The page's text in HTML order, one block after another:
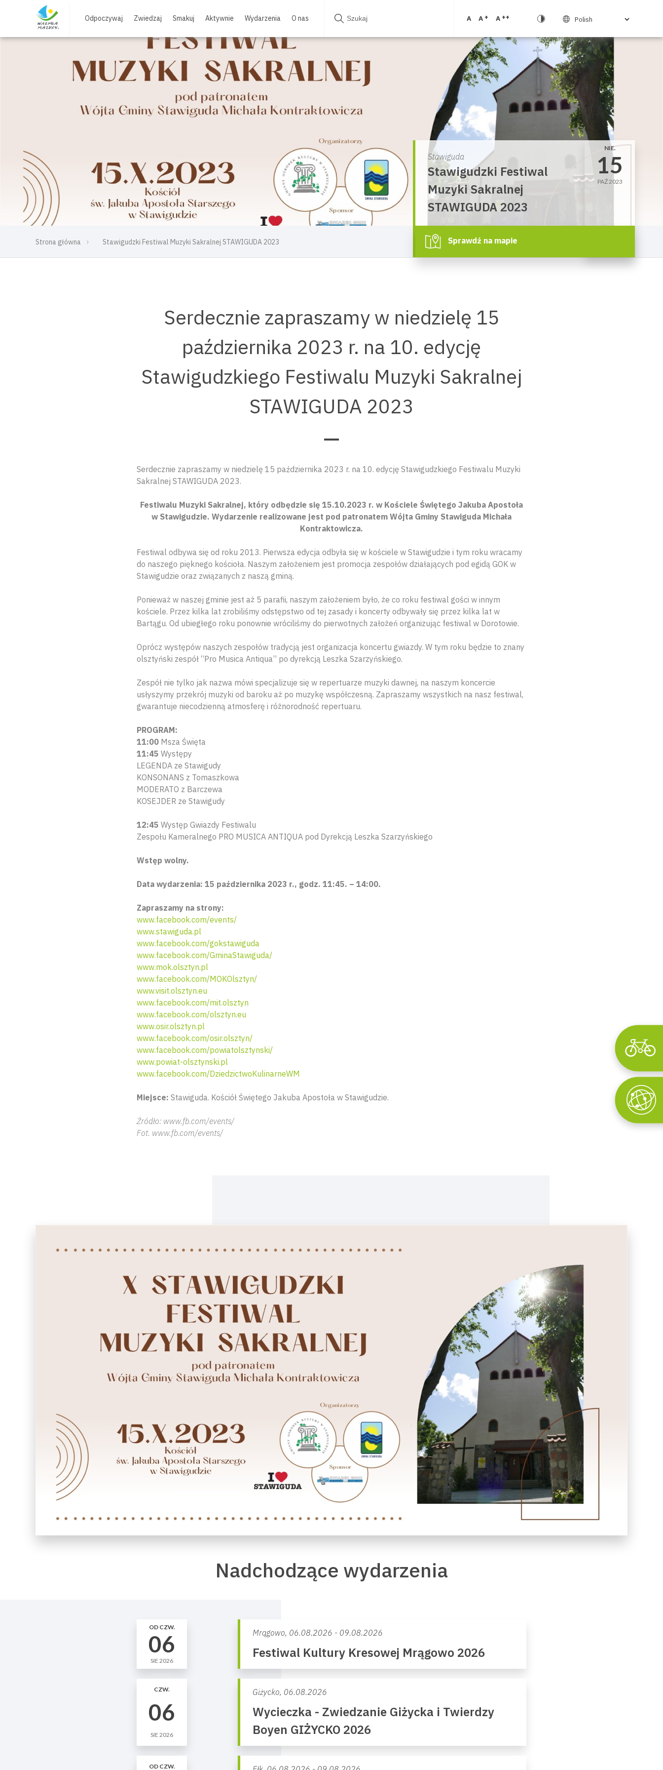
Odpoczywaj Zwiedzaj Smakuj Aktywnie Wydarzenia O nas A A + A ++
Strona główna Stawigudzki Festiwal Muzyki Sakralnej STAWIGUDA 2023
Stawiguda
Stawigudzki Festiwal
Muzyki Sakralnej
STAWIGUDA 2023
NIE.
15
PAŹ 2023
Sprawdź na mapie
Serdecznie zapraszamy w niedzielę 15
października 2023 r. na 10. edycję
Stawigudzkiego Festiwalu Muzyki Sakralnej
STAWIGUDA 2023
Serdecznie zapraszamy w niedzielę 15 października 2023 r. na 10. edycję Stawigudzkiego Festiwalu Muzyki
Sakralnej STAWIGUDA 2023.
Festiwalu Muzyki Sakralnej, który odbędzie się 15.10.2023 r. w Kościele Świętego Jakuba Apostoła
w Stawigudzie. Wydarzenie realizowane jest pod patronatem Wójta Gminy Stawiguda Michała
Kontraktowicza.
Festiwal odbywa się od roku 2013. Pierwsza edycja odbyła się w kościele w Stawigudzie i tym roku wracamy
do naszego pięknego kościoła. Naszym założeniem jest promocja zespołów działających pod egidą GOK w
Stawigudzie oraz związanych z naszą gminą.
Ponieważ w naszej gminie jest aż 5 parafii, naszym założeniem było, że co roku festiwal gości w innym
kościele. Przez kilka lat zrobiliśmy odstępstwo od tej zasady i koncerty odbywały się przez kilka lat w
Bartągu. Od ubiegłego roku ponownie wróciliśmy do pierwotnych założeń organizując festiwal w Dorotowie.
Oprócz występów naszych zespołów tradycją jest organizacja koncertu gwiazdy. W tym roku będzie to znany
olsztyński zespół “Pro Musica Antiqua” po dyrekcją Leszka Szarzyńskiego.
Zespół nie tylko jak nazwa mówi specjalizuje się w repertuarze muzyki dawnej, na naszym koncercie
usłyszymy przekrój muzyki od baroku aż po muzykę współczesną. Zapraszamy wszystkich na nasz festiwal,
gwarantuje niecodzienną atmosferę i różnorodność repertuaru.
PROGRAM:
11:00 Msza Święta
11:45 Występy
LEGENDA ze Stawigudy
KONSONANS z Tomaszkowa
MODERATO z Barczewa
KOSEJDER ze Stawigudy
12:45 Występ Gwiazdy Festiwalu
Zespołu Kameralnego PRO MUSICA ANTIQUA pod Dyrekcją Leszka Szarzyńskiego
Wstęp wolny.
Data wydarzenia: 15 października 2023 r., godz. 11:45. – 14:00.
Zapraszamy na strony:
www.facebook.com/events/
www.stawiguda.pl
www.facebook.com/gokstawiguda
www.facebook.com/GminaStawiguda/
www.mok.olsztyn.pl
www.facebook.com/MOKOlsztyn/
www.visit.olsztyn.eu
www.facebook.com/mit.olsztyn
www.facebook.com/olsztyn.eu
www.osir.olsztyn.pl
www.facebook.com/osir.olsztyn/
www.facebook.com/powiatolsztynski/
www.powiat-olsztynski.pl
www.facebook.com/DziedzictwoKulinarneWM
Miejsce: Stawiguda. Kościół Świętego Jakuba Apostoła w Stawigudzie.
Źródło: www.fb.com/events/
Fot. www.fb.com/events/
Nadchodzące wydarzenia
OD CZW.
06
SIE 2026
Mrągowo, 06.08.2026 - 09.08.2026
Festiwal Kultury Kresowej Mrągowo 2026
CZW.
06
SIE 2026
Giżycko, 06.08.2026
Wycieczka - Zwiedzanie Giżycka i Twierdzy
Boyen GIŻYCKO 2026
OD CZW.
Wyszukaj